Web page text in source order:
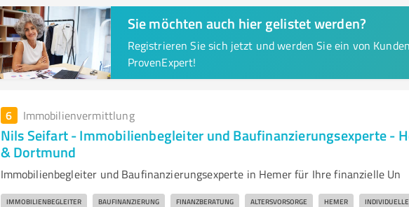
Sie möchten auch hier gelistet werden?
Registrieren Sie sich jetzt und werden Sie ein von
ProvenExpert!
6 Immobilienvermittlung
Nils Seifart - Immobilienbegleiter und Baufinanzierungsexperte -
& Dortmund
Immobilienbegleiter und Baufinanzierungsexperte in Hemer für Ihre finanzielle Un
IMMOBILIENBEGLEITER BAUFINANZIERUNG FINANZBERATUNG ALTERSVORSORGE HEMER